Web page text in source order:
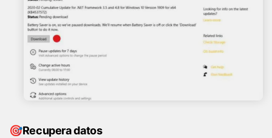
🎯Recupera datos